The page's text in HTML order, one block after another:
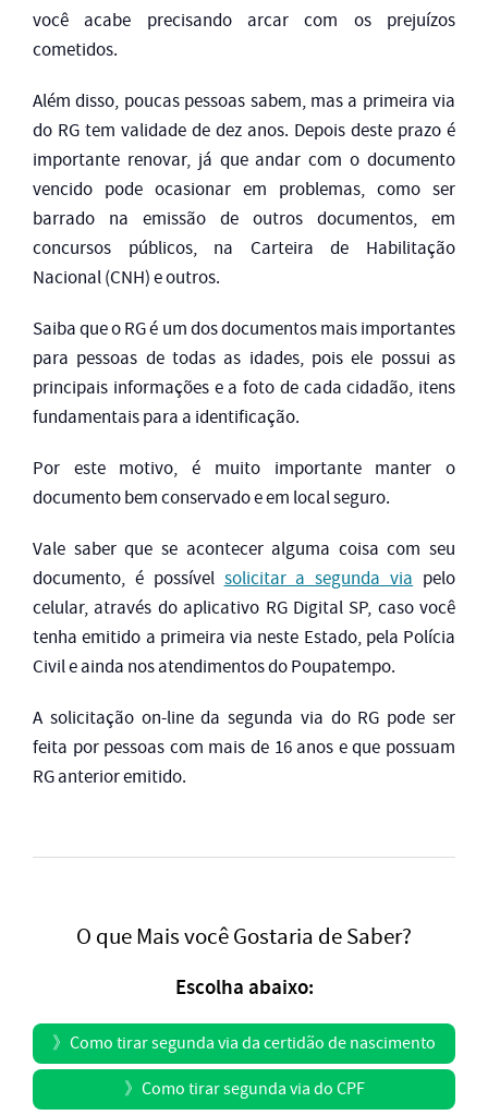
você acabe precisando arcar com os prejuízos
cometidos.
Além disso, poucas pessoas sabem, mas a primeira via
do RG tem validade de dez anos. Depois deste prazo é
importante renovar, já que andar com o documento
vencido pode ocasionar em problemas, como ser
barrado na emissão de outros documentos, em
concursos públicos, na Carteira de Habilitação
Nacional (CNH) e outros.
Saiba que o RG é um dos documentos mais importantes
para pessoas de todas as idades, pois ele possui as
principais informações e a foto de cada cidadão, itens
fundamentais para a identificação.
Por este motivo, é muito importante manter o
documento bem conservado e em local seguro.
Vale saber que se acontecer alguma coisa com seu
documento, é possível solicitar a segunda via pelo
celular, através do aplicativo RG Digital SP, caso você
tenha emitido a primeira via neste Estado, pela Polícia
Civil e ainda nos atendimentos do Poupatempo.
A solicitação on-line da segunda via do RG pode ser
feita por pessoas com mais de 16 anos e que possuam
RG anterior emitido.
O que Mais você Gostaria de Saber?
Escolha abaixo:
》 Como tirar segunda via da certidão de nascimento
》 Como tirar segunda via do CPF